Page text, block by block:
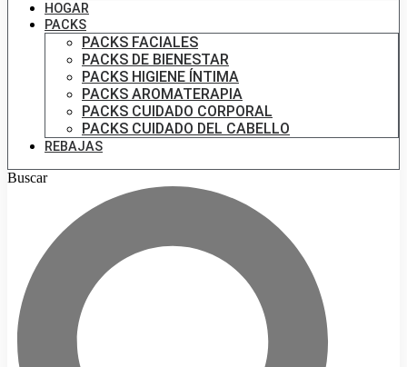
HOGAR
PACKS
PACKS FACIALES
PACKS DE BIENESTAR
PACKS HIGIENE ÍNTIMA
PACKS AROMATERAPIA
PACKS CUIDADO CORPORAL
PACKS CUIDADO DEL CABELLO
REBAJAS
Buscar